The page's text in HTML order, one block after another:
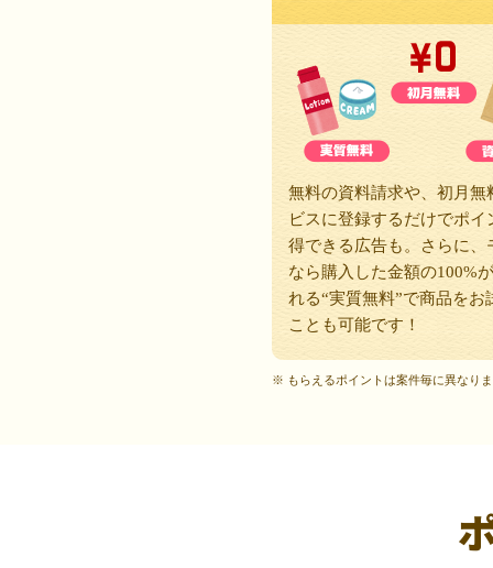
無料の資料請求や、初月無
ビスに登録するだけでポイ
得できる広告も。さらに、
なら購入した金額の100%
れる“実質無料”で商品をお
ことも可能です！
※ もらえるポイントは案件毎に異なり